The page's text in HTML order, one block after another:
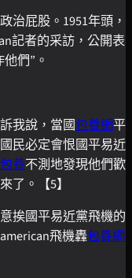
治屁股。1951年頭，
記者的采訪，公開表
們”。
我說，當國包養網平
民必定會恨國平易近
包養不測地發現他們歡
了。【5】
挨國平易近黨飛機的
飛機轟包養網